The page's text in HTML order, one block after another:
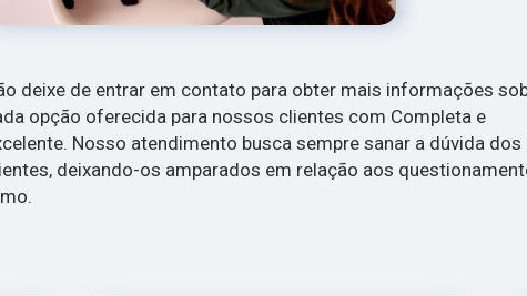
deixe de entrar em contato para obter mais informações
opção oferecida para nossos clientes com Completa e
Nosso atendimento busca sempre sanar a dúvida dos
deixando-os amparados em relação aos